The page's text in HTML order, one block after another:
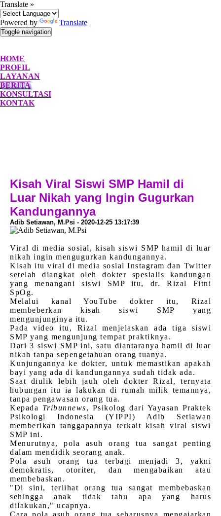
Translate »
Powered by Translate
Toggle navigation
HOME
PROFIL
LAYANAN
BERITA
KONSULTASI
KONTAK
Kisah Viral Siswi SMP Hamil di
Luar Nikah yang Ingin Gugurkan
Kandungannya
Adib Setiawan, M.Psi - 2020-12-25 13:17:39
Viral di media sosial, kisah siswi SMP hamil di luar
nikah ingin mengugurkan kandungannya.
Kisah itu viral di media sosial Instagram dan Twitter
setelah diangkat oleh dokter spesialis kandungan
yang menangani siswi SMP itu, dr. Rizal Fitni
SpOg.
Melalui kanal YouTube dokter itu, Rizal
membeberkan kisah siswi SMP yang
mengunjunginya itu.
Pada video itu, Rizal menjelaskan ada tiga siswi
SMP yang mengunjung tempat praktiknya.
Dari 3 siswi SMP ini, satu diantaranya hamil di luar
nikah tanpa sepengetahuan orang tuanya.
Kunjungannya ke dokter, untuk memastikan apakah
bayi yang ada di kandungannya sudah tidak ada.
Saat diulik lebih jauh oleh dokter Rizal, ternyata
hubungan itu ia lakukan di rumah milik temannya,
tanpa pengawasan orang tua.
Kepada Tribunnews, Psikolog dari Yayasan Praktek
Psikologi Indonesia (YIPPI) Adib Setiawan
memberikan tanggapannya terkait kisah viral siswi
SMP ini.
Menurutnya, pola asuh orang tua sangat penting
dalam mendidik seorang anak.
Pola asuh orang tua terbagi menjadi 3, yakni
demokratis, otoriter, dan mengabaikan atau
membebaskan.
"Di sini, terlihat orang tua sangat membebaskan
sehingga anak tidak tahu apa yang harus
dilakukan," ucapnya.
Cara pola asuh orang tua seharusnya mengajarkan